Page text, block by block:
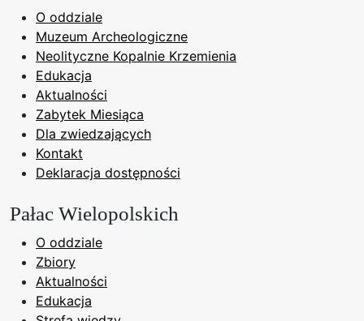
O oddziale
Muzeum Archeologiczne
Neolityczne Kopalnie Krzemienia
Edukacja
Aktualności
Zabytek Miesiąca
Dla zwiedzających
Kontakt
Deklaracja dostępności
Pałac Wielopolskich
O oddziale
Zbiory
Aktualności
Edukacja